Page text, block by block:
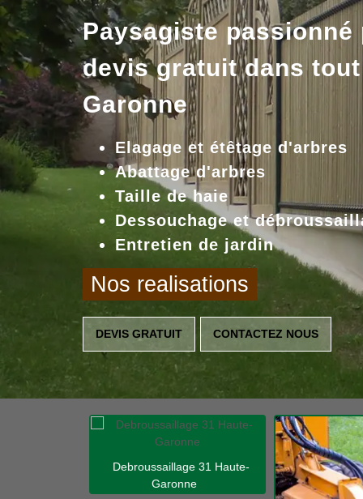
Paysagiste passionné
devis gratuit dans tout
Garonne
Elagage et étêtage d'arbres
Abattage d'arbres
Taille de haie
Dessouchage et
Entretien de jardin
Nos realisations
DEVIS GRATUIT CONTACTEZ NOUS
Debroussaillage 31 Haute-
Garonne